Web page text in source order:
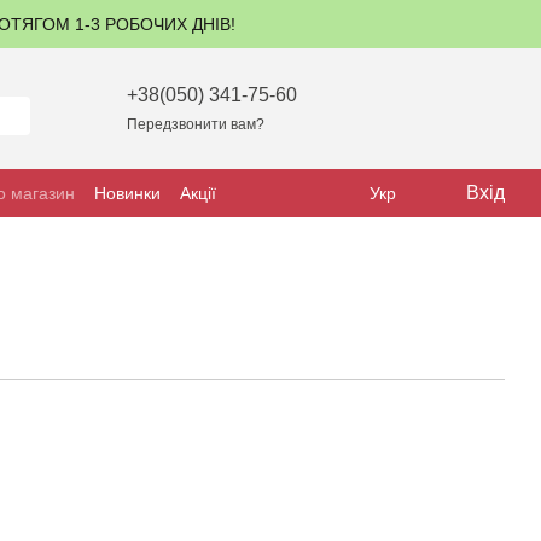
1-3 РОБОЧИХ ДНІВ!
+38(050) 341-75-60
Передзвонити вам?
магазин Новинки Акції Укр Вхід